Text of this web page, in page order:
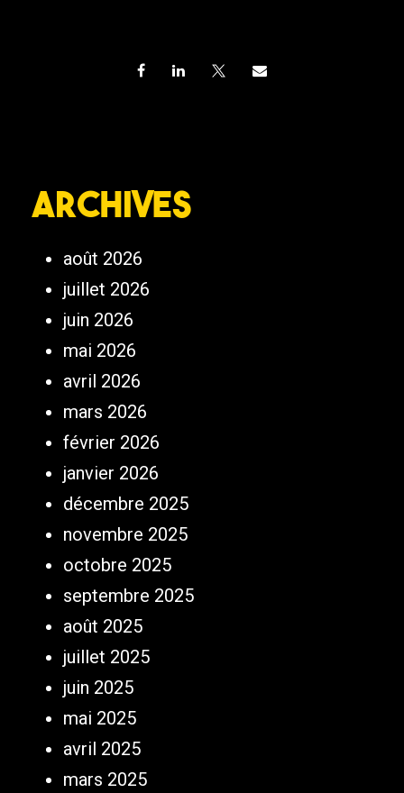
Archives
août 2026
juillet 2026
juin 2026
mai 2026
avril 2026
mars 2026
février 2026
janvier 2026
décembre 2025
novembre 2025
octobre 2025
septembre 2025
août 2025
juillet 2025
juin 2025
mai 2025
avril 2025
mars 2025